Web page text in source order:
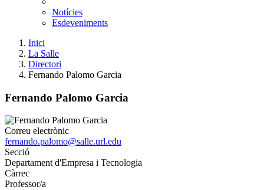
Notícies
Esdeveniments
Inici
La Salle
Directori
Fernando Palomo Garcia
Fernando Palomo Garcia
Correu electrònic
fernando.palomo@salle.url.edu
Secció
Departament d'Empresa i Tecnologia
Càrrec
Professor/a